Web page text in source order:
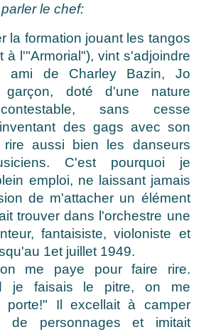
le chef:
la formation jouant les tangos
à l'"Armorial"), vint s'adjoindre
ami de Charley Bazin, Jo
garçon, doté d'une nature
sans cesse
des gags avec son
rire aussi bien les danseurs
C'est pourquoi je
emploi, ne laissant jamais
de m'attacher un élément
trouver dans l'orchestre une
fantaisiste, violoniste et
1et juillet 1949.
on me paye pour faire rire.
je faisais le pitre, on me
porte!" Il excellait à camper
de personnages et imitait